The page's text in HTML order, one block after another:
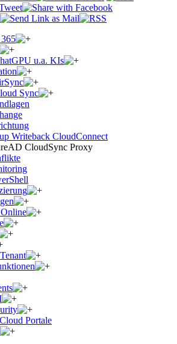
u.a. KIs
Sync
Writeback CloudConnect
CloudSync Proxy
Portale